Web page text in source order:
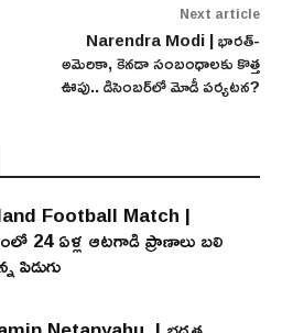
Next article
Narendra Modi | భారత్-
అమెరికా, కెనడా సంబంధాలకు కొత్త
ఊపు.. డిసెంబర్‌లో మోడీ పర్యటన?
Football Match |
24 ఏళ్ల ఆటగాడి ప్రాణాలు బలి
పిడుగు